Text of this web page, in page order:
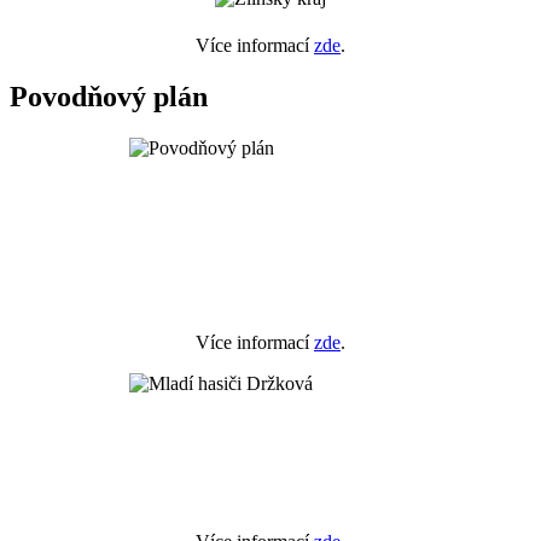
Více informacízde.
Povodňový plán
Více informacízde.